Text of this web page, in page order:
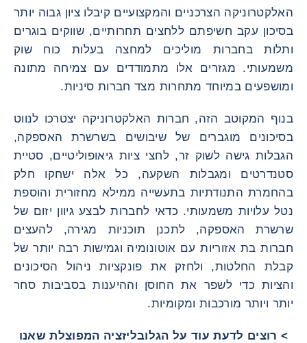
האלקטרוניקה הצרכניים והמקצועיים קיבלו ציון גבוה יותר
בסיכון עקב חשיפתם ללחצים תחרותיים, שווקים בוגרים
ותלות בחברות מוליכים למחצה בעלות כוח שוק
משמעותי. מגזרים אלו מתמודדים עם צמיחה מתונה
ומושפעים במיוחד מתחרות מצד חברות סיניות.
בנוף המקוטב הזה, חברות האלקטרוניקה יצטרכו לנווט
בסיכונים מוגברים של שיבושים בשרשרת האספקה,
הגבלות גישה לשוק זר, לחצי ציות גיאופוליטיים, סטיית
סטנדרטים ומגבלות השקעה, כל אלה ישחקו חלק
בהחמרת התנודתיות בתעשייה ממילא מחזורית והוספת
נטל עלויות משמעותי. כדאי לחברות לבצע גיוון יזום של
שרשרת האספקה, לתכנן תוכניות מגירה, להעצים
חברות בת אזוריות עם אוטונומיה וגמישות רבה יותר של
קבלת החלטות, ולחזק את פונקציות ניהול הסיכונים
והציות כדי לשפר את החוסן וההיענות בסביבות סחר
יותר ויותר מורכבות ומקומיות.
> רוצים לדעת עוד על הגלובליזציה המפוצלת שאנו